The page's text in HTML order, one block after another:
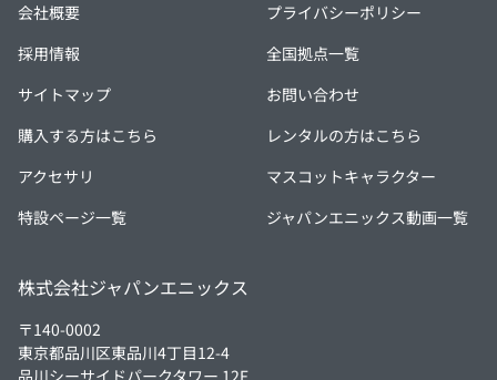
会社概要
プライバシーポリシー
採用情報
全国拠点一覧
サイトマップ
お問い合わせ
購入する方はこちら
レンタルの方はこちら
アクセサリ
マスコットキャラクター
特設ページ一覧
ジャパンエニックス動画一覧
株式会社ジャパンエニックス
〒140-0002
東京都品川区東品川4丁目12-4